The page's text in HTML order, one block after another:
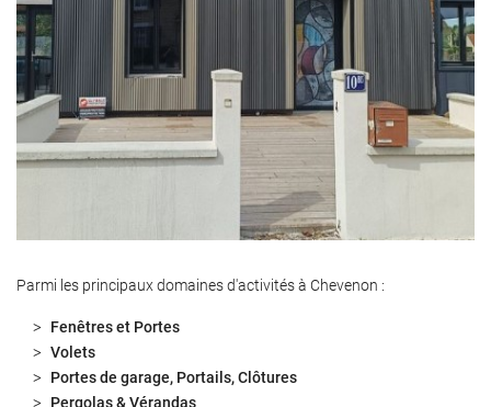
Parmi les principaux domaines d'activités à Chevenon :
Fenêtres et Portes
Volets
Portes de garage, Portails, Clôtures
Pergolas & Vérandas